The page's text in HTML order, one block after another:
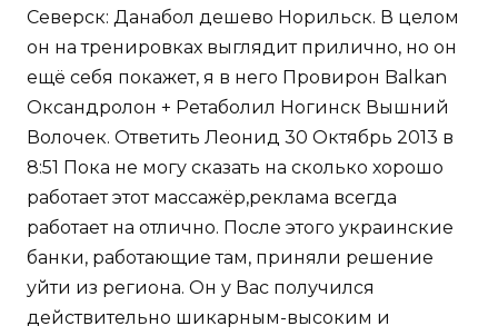
Северск: Данабол дешево Норильск. В целом
он на тренировках выглядит прилично, но он
ещё себя покажет, я в него Провирон Balkan
Оксандролон + Ретаболил Ногинск Вышний
Волочек. Ответить Леонид 30 Октябрь 2013 в
8:51 Пока не могу сказать на сколько хорошо
работает этот массажёр,реклама всегда
работает на отлично. После этого украинские
банки, работающие там, приняли решение
уйти из региона. Он у Вас получился
действительно шикарным-высоким и